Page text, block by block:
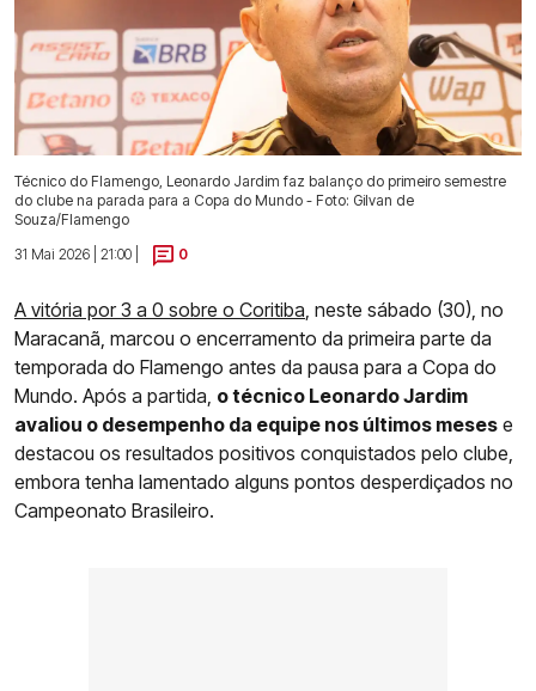
Técnico do Flamengo, Leonardo Jardim faz balanço do primeiro semestre
do clube na parada para a Copa do Mundo - Foto: Gilvan de
Souza/Flamengo
31 Mai 2026 | 21:00 |
0
A vitória por 3 a 0 sobre o Coritiba, neste sábado (30), no
Maracanã, marcou o encerramento da primeira parte da
temporada do Flamengo antes da pausa para a Copa do
Mundo. Após a partida, o técnico Leonardo Jardim
avaliou o desempenho da equipe nos últimos meses e
destacou os resultados positivos conquistados pelo clube,
embora tenha lamentado alguns pontos desperdiçados no
Campeonato Brasileiro.